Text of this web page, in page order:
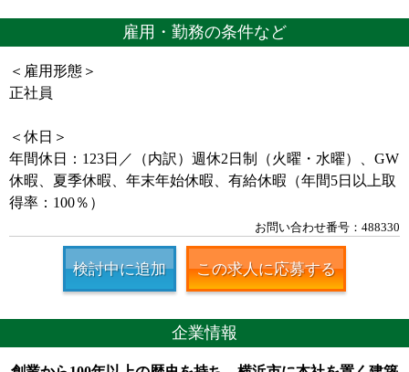
雇用・勤務の条件など
＜雇用形態＞
正社員
＜休日＞
年間休日：123日／（内訳）週休2日制（火曜・水曜）、GW
休暇、夏季休暇、年末年始休暇、有給休暇（年間5日以上取
得率：100％）
お問い合わせ番号：488330
検討中に追加 この求人に応募する
企業情報